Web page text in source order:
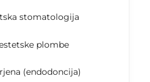
stomatologija
plombe
(endodoncija)